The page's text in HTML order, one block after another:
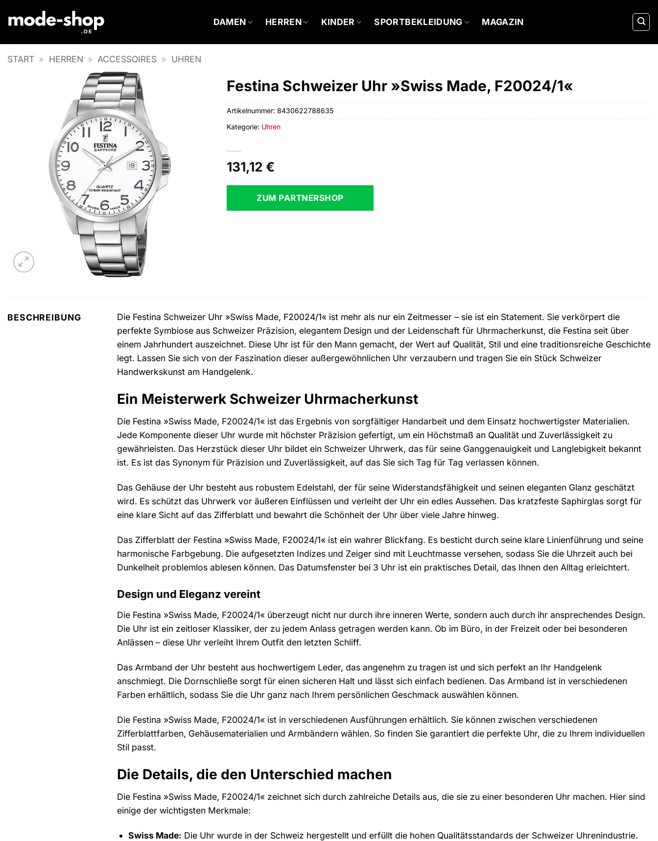
Inhalt
DAMEN HERREN KINDER SPORTBEKLEIDUNG MAGAZIN
START » HERREN » ACCESSOIRES » UHREN
Festina Schweizer Uhr »Swiss Made, F20024/1«
131,12 €
ZUM PARTNERSHOP
Artikelnummer: 8430622788635
Kategorie: Uhren
BESCHREIBUNG
Die Festina Schweizer Uhr »Swiss Made, F20024/1« ist mehr als nur ein Zeitmesser – sie ist ein Statement. Sie verkörpert die
perfekte Symbiose aus Schweizer Präzision, elegantem Design und der Leidenschaft für Uhrmacherkunst, die Festina seit über
einem Jahrhundert auszeichnet. Diese Uhr ist für den Mann gemacht, der Wert auf Qualität, Stil und eine traditionsreiche Geschichte
legt. Lassen Sie sich von der Faszination dieser außergewöhnlichen Uhr verzaubern und tragen Sie ein Stück Schweizer
Handwerkskunst am Handgelenk.
Ein Meisterwerk Schweizer Uhrmacherkunst
Die Festina »Swiss Made, F20024/1« ist das Ergebnis von sorgfältiger Handarbeit und dem Einsatz hochwertigster Materialien.
Jede Komponente dieser Uhr wurde mit höchster Präzision gefertigt, um ein Höchstmaß an Qualität und Zuverlässigkeit zu
gewährleisten. Das Herzstück dieser Uhr bildet ein Schweizer Uhrwerk, das für seine Ganggenauigkeit und Langlebigkeit bekannt
ist. Es ist das Synonym für Präzision und Zuverlässigkeit, auf das Sie sich Tag für Tag verlassen können.
Das Gehäuse der Uhr besteht aus robustem Edelstahl, der für seine Widerstandsfähigkeit und seinen eleganten Glanz geschätzt
wird. Es schützt das Uhrwerk vor äußeren Einflüssen und verleiht der Uhr ein edles Aussehen. Das kratzfeste Saphirglas sorgt für
eine klare Sicht auf das Zifferblatt und bewahrt die Schönheit der Uhr über viele Jahre hinweg.
Das Zifferblatt der Festina »Swiss Made, F20024/1« ist ein wahrer Blickfang. Es besticht durch seine klare Linienführung und seine
harmonische Farbgebung. Die aufgesetzten Indizes und Zeiger sind mit Leuchtmasse versehen, sodass Sie die Uhrzeit auch bei
Dunkelheit problemlos ablesen können. Das Datumsfenster bei 3 Uhr ist ein praktisches Detail, das Ihnen den Alltag erleichtert.
Design und Eleganz vereint
Die Festina »Swiss Made, F20024/1« überzeugt nicht nur durch ihre inneren Werte, sondern auch durch ihr ansprechendes Design.
Die Uhr ist ein zeitloser Klassiker, der zu jedem Anlass getragen werden kann. Ob im Büro, in der Freizeit oder bei besonderen
Anlässen – diese Uhr verleiht Ihrem Outfit den letzten Schliff.
Das Armband der Uhr besteht aus hochwertigem Leder, das angenehm zu tragen ist und sich perfekt an Ihr Handgelenk
anschmiegt. Die Dornschließe sorgt für einen sicheren Halt und lässt sich einfach bedienen. Das Armband ist in verschiedenen
Farben erhältlich, sodass Sie die Uhr ganz nach Ihrem persönlichen Geschmack auswählen können.
Die Festina »Swiss Made, F20024/1« ist in verschiedenen Ausführungen erhältlich. Sie können zwischen verschiedenen
Zifferblattfarben, Gehäusematerialien und Armbändern wählen. So finden Sie garantiert die perfekte Uhr, die zu Ihrem individuellen
Stil passt.
Die Details, die den Unterschied machen
Die Festina »Swiss Made, F20024/1« zeichnet sich durch zahlreiche Details aus, die sie zu einer besonderen Uhr machen. Hier sind
einige der wichtigsten Merkmale:
Swiss Made: Die Uhr wurde in der Schweiz hergestellt und erfüllt die hohen Qualitätsstandards der Schweizer Uhrenindustrie.